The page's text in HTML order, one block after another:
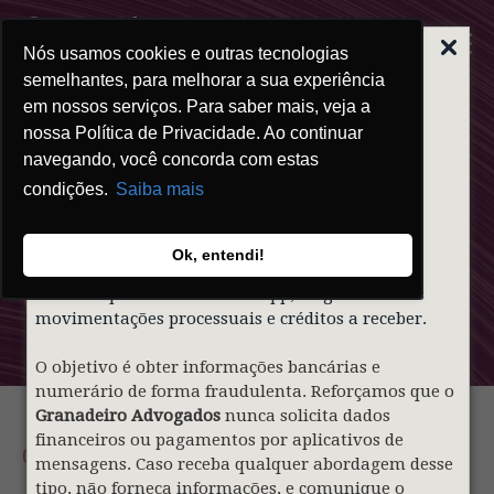
ALERTA | GOLPEDO FALSO
ADVOGADO
Prezados clientes,
Informamos que indivíduos mal-intencionados
identidade visual do nosso sócio
contatar pessoas via WhatsApp, alegando falsas
movimentações processuais e créditos a receber.
O objetivo é obter informações bancárias e
numerário de forma fraudulenta. Reforçamos que o
Granadeiro Advogados nunca solicita dados
financeiros ou pagamentos por aplicativos de
mensagens. Caso receba qualquer abordagem desse
tipo, não forneça informações, e comunique o
Nós usamos cookies e outras tecnologias
semelhantes, para melhorar a sua experiência
em nossos serviços. Para saber mais, veja a
nossa Política de Privacidade. Ao continuar
navegando, você concorda com estas
condições. Saiba mais
Ok, entendi!
Clipping
Granadeiro
09.06.2026